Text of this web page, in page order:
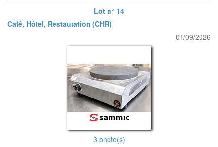
Lot n° 14
Café, Hôtel, Restauration (CHR)
01/09/2026
3 photo(s)